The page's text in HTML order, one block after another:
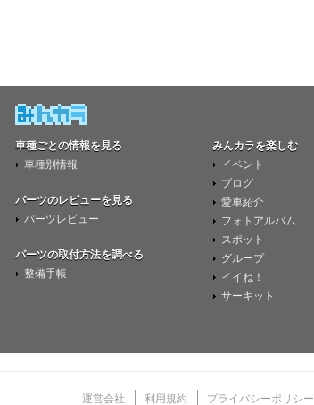
車種ごとの情報を見る
車種別情報
パーツのレビューを見る
パーツレビュー
パーツの取付方法を調べる
整備手帳
みんカラを楽しむ
イベント
ブログ
愛車紹介
フォトアルバム
スポット
グループ
イイね！
サーキット
運営会社 利用規約 プライバシーポリシー